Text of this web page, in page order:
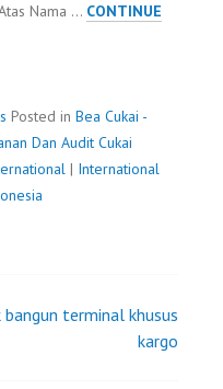
Nama … CONTINUE
Posted in Bea Cukai -
Dan Audit Cukai
| International
bangun terminal khusus
kargo